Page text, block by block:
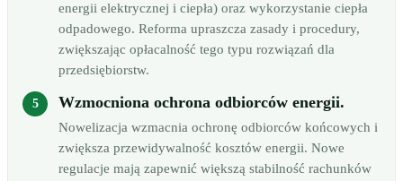
energii elektrycznej i ciepła) oraz wykorzystanie ciepła
odpadowego. Reforma upraszcza zasady i procedury,
zwiększając opłacalność tego typu rozwiązań dla
przedsiębiorstw.
Wzmocniona ochrona odbiorców energii.
Nowelizacja wzmacnia ochronę odbiorców końcowych i
zwiększa przewidywalność kosztów energii. Nowe
regulacje mają zapewnić większą stabilność rachunków